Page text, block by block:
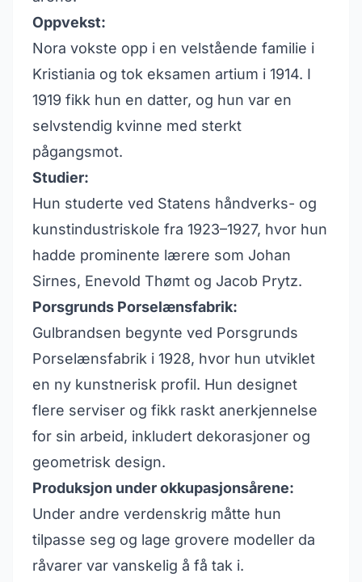
Oppvekst:
Nora vokste opp i en velstående familie i
Kristiania og tok eksamen artium i 1914. I
1919 fikk hun en datter, og hun var en
selvstendig kvinne med sterkt
pågangsmot.
Studier:
Hun studerte ved Statens håndverks- og
kunstindustriskole fra 1923–1927, hvor hun
hadde prominente lærere som Johan
Sirnes, Enevold Thømt og Jacob Prytz.
Porsgrunds Porselænsfabrik:
Gulbrandsen begynte ved Porsgrunds
Porselænsfabrik i 1928, hvor hun utviklet
en ny kunstnerisk profil. Hun designet
flere serviser og fikk raskt anerkjennelse
for sin arbeid, inkludert dekorasjoner og
geometrisk design.
Produksjon under okkupasjonsårene:
Under andre verdenskrig måtte hun
tilpasse seg og lage grovere modeller da
råvarer var vanskelig å få tak i.